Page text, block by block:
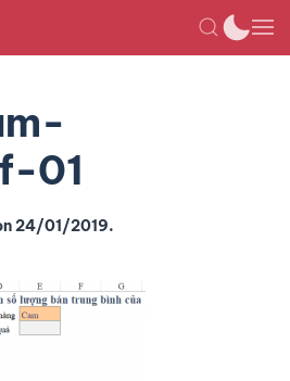
01
24/01/2019.